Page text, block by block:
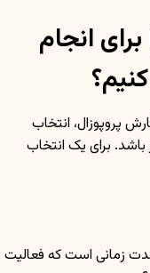
انجام
پروپوزال، انتخاب
برای یک انتخاب
زمانی است که فعالیت